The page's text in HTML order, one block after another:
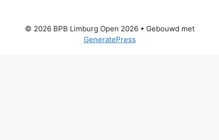
© 2026 BPB Limburg Open 2026• Gebouwd met
GeneratePress